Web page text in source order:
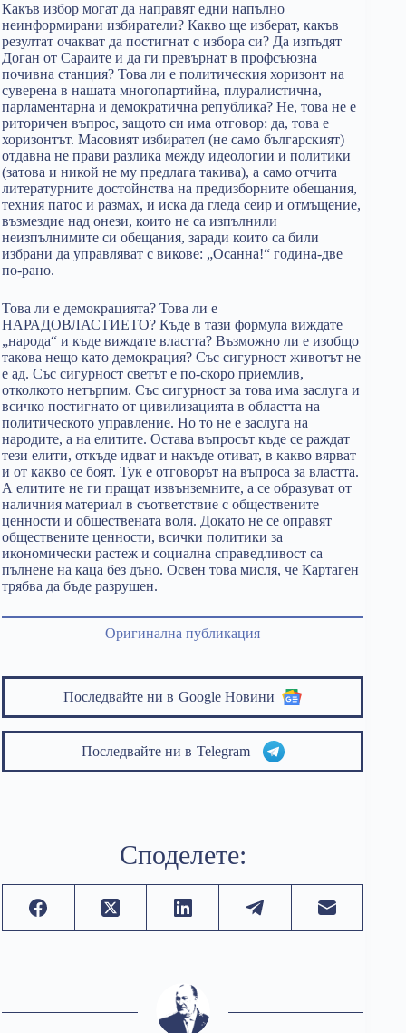
Какъв избор могат да направят едни напълно
неинформирани избиратели? Какво ще изберат, какъв
резултат очакват да постигнат с избора си? Да изпъдят
Доган от Сараите и да ги превърнат в профсъюзна
почивна станция? Това ли е политическия хоризонт на
суверена в нашата многопартийна, плуралистична,
парламентарна и демократична република? Не, това не е
риторичен въпрос, защото си има отговор: да, това е
хоризонтът. Масовият избирател (не само българският)
отдавна не прави разлика между идеологии и политики
(затова и никой не му предлага такива), а само отчита
литературните достойнства на предизборните обещания,
техния патос и размах, и иска да гледа сеир и отмъщение,
възмездие над онези, които не са изпълнили
неизпълнимите си обещания, заради които са били
избрани да управляват с викове: „Осанна!“ година-две
по-рано.
Това ли е демокрацията? Това ли е
НАРАДОВЛАСТИЕТО? Къде в тази формула виждате
„народа“ и къде виждате властта? Възможно ли е изобщо
такова нещо като демокрация? Със сигурност животът не
е ад. Със сигурност светът е по-скоро приемлив,
отколкото нетърпим. Със сигурност за това има заслуга и
всичко постигнато от цивилизацията в областта на
политическото управление. Но то не е заслуга на
народите, а на елитите. Остава въпросът къде се раждат
тези елити, откъде идват и накъде отиват, в какво вярват
и от какво се боят. Тук е отговорът на въпроса за властта.
А елитите не ги пращат извънземните, а се образуват от
наличния материал в съответствие с обществените
ценности и обществената воля. Докато не се оправят
обществените ценности, всички политики за
икономически растеж и социална справедливост са
пълнене на каца без дъно. Освен това мисля, че Картаген
трябва да бъде разрушен.
Оригинална публикация
Последвайте ни в Google Новини
Последвайте ни в Telegram
Споделете: